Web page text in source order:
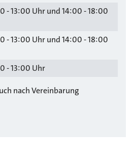
- 13:00 Uhr und 14:00 - 18:00
- 13:00 Uhr und 14:00 - 18:00
- 13:00 Uhr
nach Vereinbarung